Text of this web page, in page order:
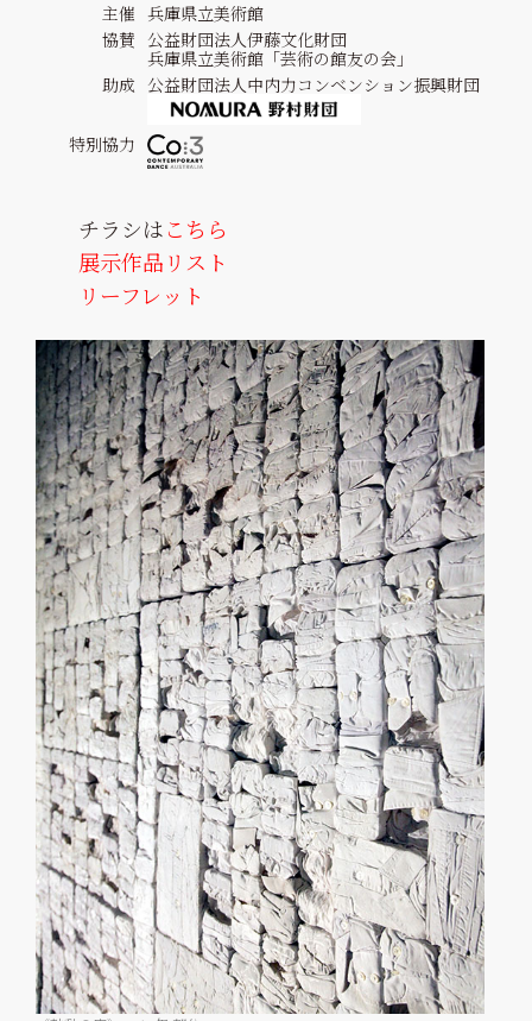
主催 兵庫県立美術館
協賛 公益財団法人伊藤文化財団
兵庫県立美術館「芸術の館友の会」
助成 公益財団法人中内力コンベンション振興財団
特別協力
チラシはこちら
展示作品リスト
リーフレット